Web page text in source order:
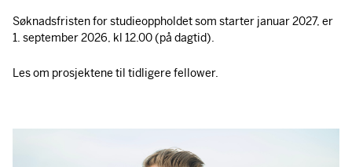
Søknadsfristen for studieoppholdet som starter januar 2027, er
1. september 2026, kl 12.00 (på dagtid).
Les om prosjektene til tidligere fellower.